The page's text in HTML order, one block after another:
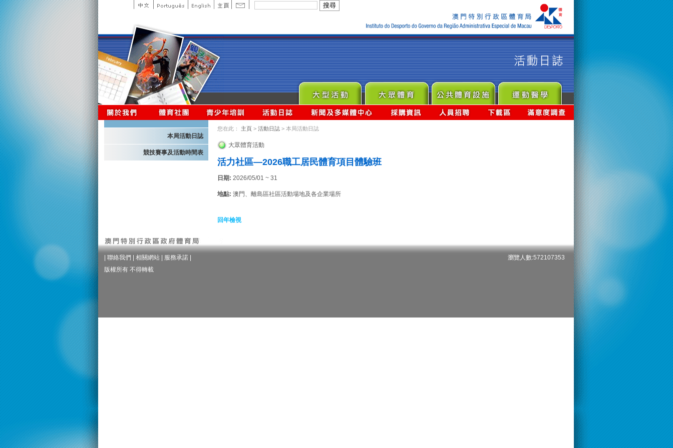
本局活動日誌
競技賽事及活動時間表
您在此： 主頁 > 活動日誌 > 本局活動日誌
大眾體育活動
活力社區—2026職工居民體育項目體驗班
日期: 2026/05/01 ~ 31
地點: 澳門、離島區社區活動場地及各企業場所
回年檢視
聯絡我們 相關網站 服務承諾
版權所有 不得轉載
瀏覽人數:572107353